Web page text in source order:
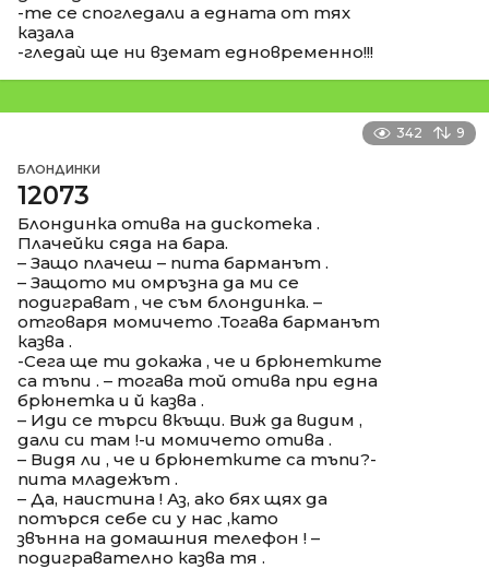
-те се спогледали а едната от тях
казала
-гледаѝ ще ни вземат едновременно!!!
342 9
БЛОНДИНКИ
12073
Блондинка отива на дискотека .
Плачейки сяда на бара.
– Защо плачеш – пита барманът .
– Защото ми омръзна да ми се
подиграват , че съм блондинка. –
отговаря момичето .Тогава барманът
казва .
-Сега ще ти докажа , че и брюнетките
са тъпи . – тогава той отива при една
брюнетка и й казва .
– Иди се търси вкъщи. Виж да видим ,
дали си там !-и момичето отива .
– Видя ли , че и брюнетките са тъпи?-
пита младежът .
– Да, наистина ! Аз, ако бях щях да
потърся себе си у нас ,като
звънна на домашния телефон ! –
подигравателно казва тя .